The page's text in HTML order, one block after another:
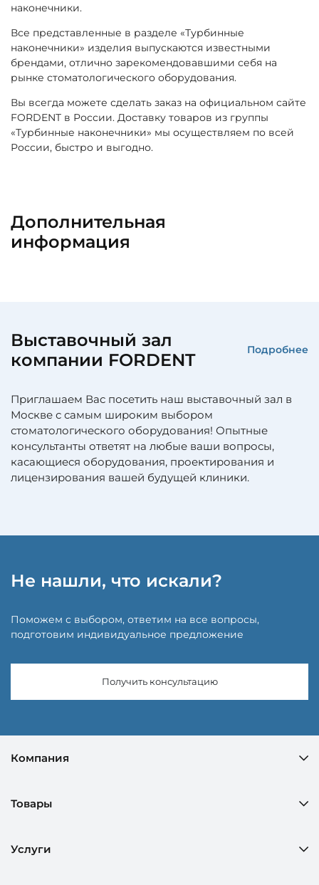
наконечники.
Все представленные в разделе «Турбинные
наконечники» изделия выпускаются известными
брендами, отлично зарекомендовавшими себя на
рынке стоматологического оборудования.
Вы всегда можете сделать заказ на официальном сайте
FORDENT в России. Доставку товаров из группы
«Турбинные наконечники» мы осуществляем по всей
России, быстро и выгодно.
Дополнительная
информация
Выставочный зал
компании FORDENT
Подробнее
Приглашаем Вас посетить наш выставочный зал в
Москве с самым широким выбором
стоматологического оборудования! Опытные
консультанты ответят на любые ваши вопросы,
касающиеся оборудования, проектирования и
лицензирования вашей будущей клиники.
Не нашли, что искали?
Поможем с выбором, ответим на все вопросы,
подготовим индивидуальное предложение
Получить консультацию
Компания
Товары
Услуги